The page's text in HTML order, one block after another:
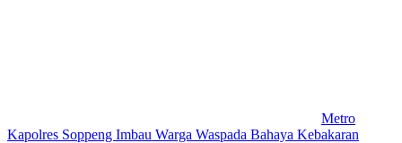
Metro
Kapolres Soppeng Imbau Warga Waspada Bahaya Kebakaran